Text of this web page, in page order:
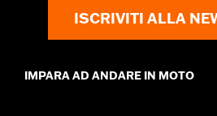
ISCRIVITI ALLA
IMPARA AD ANDARE IN MOTO